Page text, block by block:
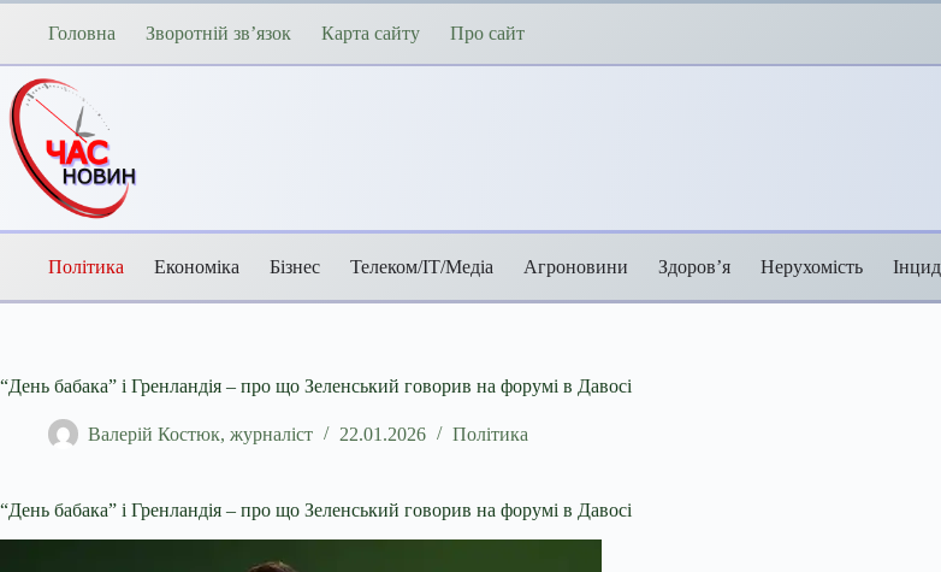
Перейти
Головна Зворотній зв’язок Карта сайту Про сайт
Політика Економіка Бізнес Телеком/ІТ/Медіа Агроновини Здоров’я Нерухомість
“День бабака” і Гренландія – про що Зеленський говорив на форумі в Давосі
Валерій Костюк, журналіст 22.01.2026 Політика
“День бабака” і Гренландія – про що Зеленський говорив на форумі в Давосі